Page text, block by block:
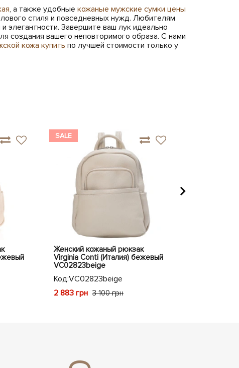
, а также удобные кожаные мужские сумки цены
стиля и повседневных нужд. Любителям
элегантности. Завершите ваш лук идеально
создания вашего неповторимого образа. С нами
кожа купить по лучшей стоимости только у
SALE
Женский кожаный рюкзак
Virginia Conti (Италия) бежевый
VC02823beige
Код:VC02823beige
2 883 грн 3 100 грн